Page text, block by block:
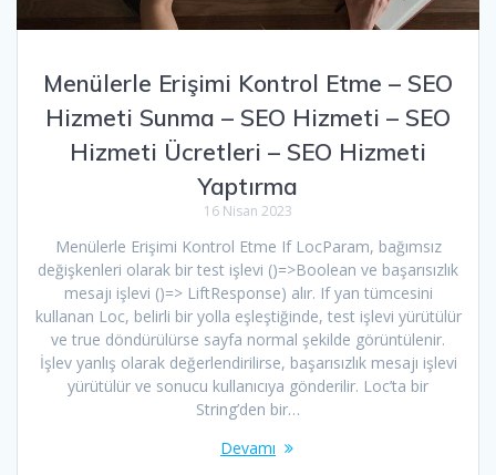
Menülerle Erişimi Kontrol Etme – SEO
Hizmeti Sunma – SEO Hizmeti – SEO
Hizmeti Ücretleri – SEO Hizmeti
Yaptırma
16 Nisan 2023
Menülerle Erişimi Kontrol Etme If LocParam, bağımsız
değişkenleri olarak bir test işlevi ()=>Boolean ve başarısızlık
mesajı işlevi ()=> LiftResponse) alır. If yan tümcesini
kullanan Loc, belirli bir yolla eşleştiğinde, test işlevi yürütülür
ve true döndürülürse sayfa normal şekilde görüntülenir.
İşlev yanlış olarak değerlendirilirse, başarısızlık mesajı işlevi
yürütülür ve sonucu kullanıcıya gönderilir. Loc’ta bir
String’den bir…
Devamı